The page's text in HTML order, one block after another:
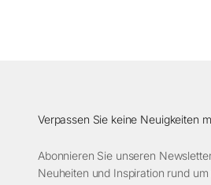
Verpassen Sie keine Neuigkeiten
Abonnieren Sie unseren
Neuheiten und Inspiration rund